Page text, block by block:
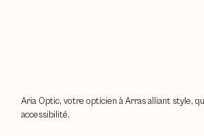
Aria Optic, votre opticien à Arras alliant style,
accessibilité.